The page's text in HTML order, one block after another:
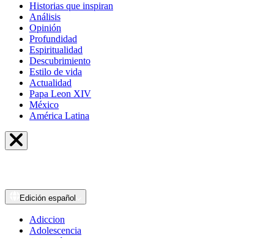
Historias que inspiran
Análisis
Opinión
Profundidad
Espiritualidad
Descubrimiento
Estilo de vida
Actualidad
Papa Leon XIV
México
América Latina
Edición español
Adiccion
Adolescencia